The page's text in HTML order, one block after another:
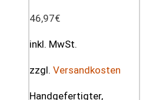
46,97€
inkl. MwSt.
zzgl. Versandkosten
Handgefertigter,